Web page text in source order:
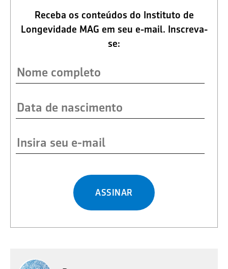
Receba os conteúdos do Instituto de
Longevidade MAG em seu e-mail. Inscreva-
se:
ASSINAR